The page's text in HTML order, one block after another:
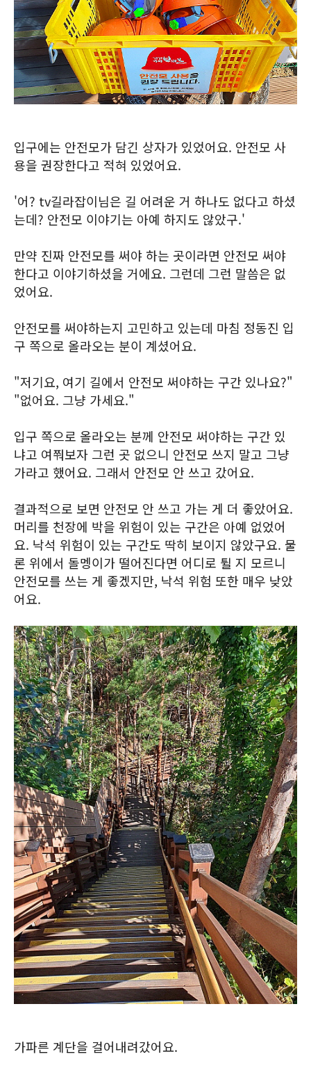
입구에는 안전모가 담긴 상자가 있었어요. 안전모 사
용을 권장한다고 적혀 있었어요.
'어? tv길라잡이님은 길 어려운 거 하나도 없다고 하셨
는데? 안전모 이야기는 아예 하지도 않았구.'
만약 진짜 안전모를 써야 하는 곳이라면 안전모 써야
한다고 이야기하셨을 거에요. 그런데 그런 말씀은 없
었어요.
안전모를 써야하는지 고민하고 있는데 마침 정동진 입
구 쪽으로 올라오는 분이 계셨어요.
"저기요, 여기 길에서 안전모 써야하는 구간 있나요?"
"없어요. 그냥 가세요."
입구 쪽으로 올라오는 분께 안전모 써야하는 구간 있
냐고 여쭤보자 그런 곳 없으니 안전모 쓰지 말고 그냥
가라고 했어요. 그래서 안전모 안 쓰고 갔어요.
결과적으로 보면 안전모 안 쓰고 가는 게 더 좋았어요.
머리를 천장에 박을 위험이 있는 구간은 아예 없었어
요. 낙석 위험이 있는 구간도 딱히 보이지 않았구요. 물
론 위에서 돌멩이가 떨어진다면 어디로 튈 지 모르니
안전모를 쓰는 게 좋겠지만, 낙석 위험 또한 매우 낮았
어요.
가파른 계단을 걸어내려갔어요.